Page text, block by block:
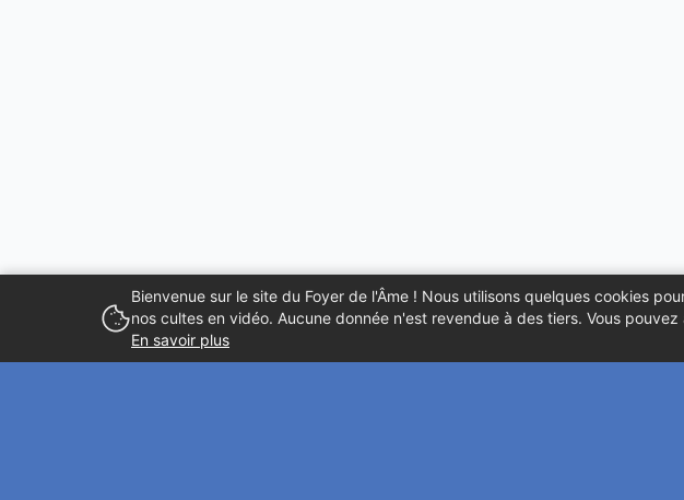
Bienvenue sur le site du Foyer de l'Âme ! Nous utilisons quelques cookies
nos cultes en vidéo. Aucune donnée n'est revendue à des tiers. Vous
En savoir plus